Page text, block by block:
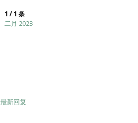
1 /1 条
二月 2023
最新回复